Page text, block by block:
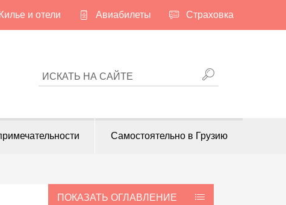
и отели Авиабилеты Страховка
ИСКАТЬ НА САЙТЕ
Самостоятельно в Грузию
ПОКАЗАТЬ ОГЛАВЛЕНИЕ